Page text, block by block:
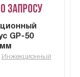
запросу
GP-50
Инжекционный